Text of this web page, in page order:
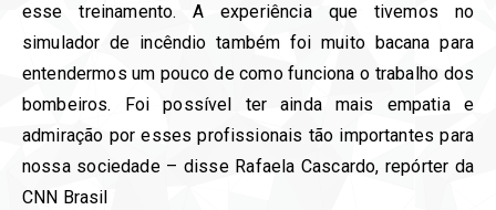
esse treinamento. A experiência que tivemos no
simulador de incêndio também foi muito bacana para
entendermos um pouco de como funciona o trabalho dos
bombeiros. Foi possível ter ainda mais empatia e
admiração por esses profissionais tão importantes para
nossa sociedade – disse Rafaela Cascardo, repórter da
CNN Brasil